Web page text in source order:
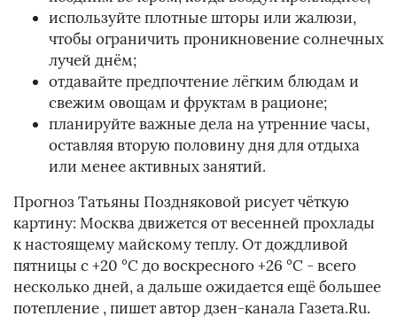
используйте плотные шторы или жалюзи,
чтобы ограничить проникновение солнечных
лучей днём;
отдавайте предпочтение лёгким блюдам и
свежим овощам и фруктам в рационе;
планируйте важные дела на утренние часы,
оставляя вторую половину дня для отдыха
или менее активных занятий.
Прогноз Татьяны Поздняковой рисует чёткую
картину: Москва движется от весенней прохлады
к настоящему майскому теплу. От дождливой
пятницы с +20 °C до воскресного +26 °C - всего
несколько дней, а дальше ожидается ещё большее
потепление , пишет автор дзен-канала Газета.Ru.